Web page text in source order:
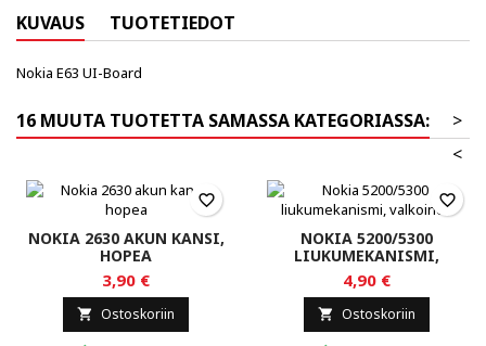
KUVAUS TUOTETIEDOT
Nokia E63 UI-Board
16 MUUTA TUOTETTA SAMASSA KATEGORIASSA:
>
<
NOKIA 2630 AKUN KANSI,
HOPEA
3,90 €
 Ostoskoriin
favorite_border
NOKIA 5200/5300
LIUKUMEKANISMI,
VALKOINEN
4,90 €
 Ostoskoriin
favorite_border